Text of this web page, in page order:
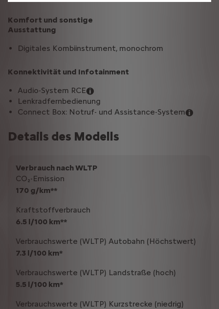
Komfort und sonstige
Ausstattung
Digitales Kombiinstrument, monochrom
Konnektivität und Infotainment
Audio-System RCE
Lenkradfernbedienung
Connect Box: Notruf- und Assistance-System
Details des Modells
Verbrauch nach WLTP
CO₂-Emission
170 g/km**
Kraftstoffverbrauch
6.5 l/100 km**
Verbrauchswerte (WLTP) Autobahn (Höchstwert)
7.3 l/100 km*
Verbrauchswerte (WLTP) Landstraße (hoch)
5.5 l/100 km*
Verbrauchswerte (WLTP) Kurzstrecke (niedrig)